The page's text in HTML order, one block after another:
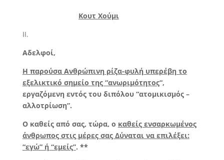
Κουτ Χούμι
ΙΙ.
Αδελφοί,
Η παρούσα Ανθρώπινη ρίζα-φυλή υπερέβη το
εξελικτικό σημείο της “ανωριμότητος“,
εργαζόμενη εντός του διπόλου “ατομικισμός –
αλλοτρίωση”.
Ο καθείς από σας, τώρα, ο καθείς ενσαρκωμένος
άνθρωπος στις μέρες σας Δύναται να επιλέξει:
“εγώ” ή “εμείς”. **